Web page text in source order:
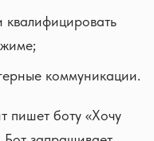
квалифицировать
коммуникации.
пишет боту «Хочу